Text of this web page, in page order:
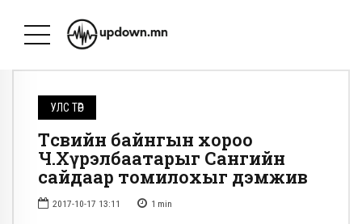
УЛС ТӨР
Төсвийн байнгын хороо
Ч.Хүрэлбаатарыг Сангийн
сайдаар томилохыг дэмжив
2017-10-17 13:11 1 min